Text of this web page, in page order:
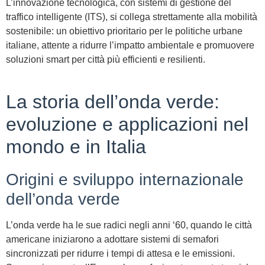
L’innovazione tecnologica, con sistemi di gestione del
traffico intelligente (ITS), si collega strettamente alla mobilità
sostenibile: un obiettivo prioritario per le politiche urbane
italiane, attente a ridurre l’impatto ambientale e promuovere
soluzioni smart per città più efficienti e resilienti.
La storia dell’onda verde:
evoluzione e applicazioni nel
mondo e in Italia
Origini e sviluppo internazionale
dell’onda verde
L’onda verde ha le sue radici negli anni ‘60, quando le città
americane iniziarono a adottare sistemi di semafori
sincronizzati per ridurre i tempi di attesa e le emissioni.